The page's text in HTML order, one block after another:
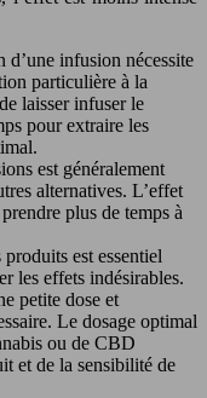
d’une infusion nécessite
particulière à la
laisser infuser le
pour extraire les
est généralement
alternatives. L’effet
plus de temps à
est essentiel
les effets indésirables.
petite dose et
Le dosage optimal
ou de CBD
et de la sensibilité de